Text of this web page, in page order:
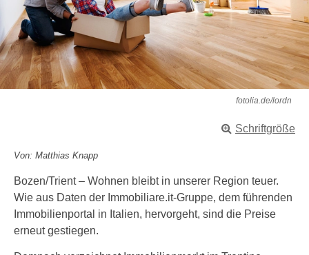
fotolia.de/lordn
Schriftgröße
Von: Matthias Knapp
Bozen/Trient – Wohnen bleibt in unserer Region teuer.
Wie aus Daten der Immobiliare.it-Gruppe, dem führenden
Immobilienportal in Italien, hervorgeht, sind die Preise
erneut gestiegen.